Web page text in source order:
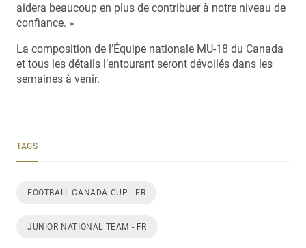
aidera beaucoup en plus de contribuer à notre niveau de
confiance. »
La composition de l’Équipe nationale MU-18 du Canada
et tous les détails l’entourant seront dévoilés dans les
semaines à venir.
TAGS
FOOTBALL CANADA CUP - FR
JUNIOR NATIONAL TEAM - FR